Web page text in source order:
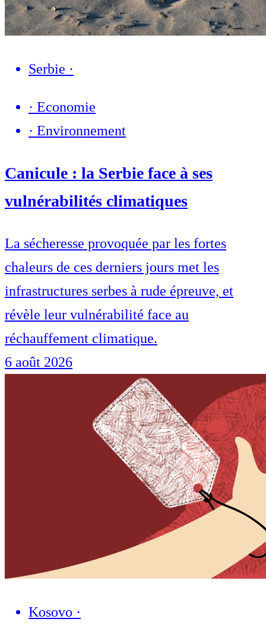
Serbie ·
· Economie
· Environnement
Canicule : la Serbie face à ses
vulnérabilités climatiques
La sécheresse provoquée par les fortes
chaleurs de ces derniers jours met les
infrastructures serbes à rude épreuve, et
révèle leur vulnérabilité face au
réchauffement climatique.
6 août 2026
Kosovo ·